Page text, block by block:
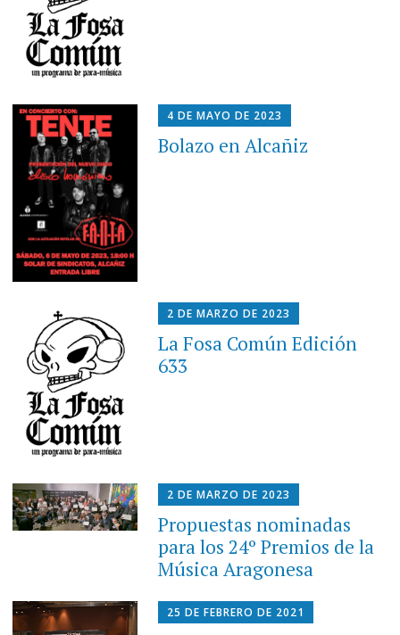
4 DE MAYO DE 2023
Bolazo en Alcañiz
2 DE MARZO DE 2023
La Fosa Común Edición
633
2 DE MARZO DE 2023
Propuestas nominadas
para los 24º Premios de la
Música Aragonesa
25 DE FEBRERO DE 2021